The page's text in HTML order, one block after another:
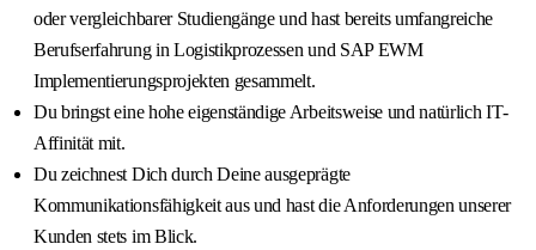
oder vergleichbarer Studiengänge und hast bereits umfangreiche
Berufserfahrung in Logistikprozessen und SAP EWM
Implementierungsprojekten gesammelt.
Du bringst eine hohe eigenständige Arbeitsweise und natürlich IT-
Affinität mit.
Du zeichnest Dich durch Deine ausgeprägte
Kommunikationsfähigkeit aus und hast die Anforderungen unserer
Kunden stets im Blick.